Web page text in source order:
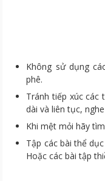
Không sử dụng
phê.
Tránh tiếp xúc các
dài và liên tục,
Khi mệt mỏi hãy
Tập các bài thể
Hoặc các bài tập